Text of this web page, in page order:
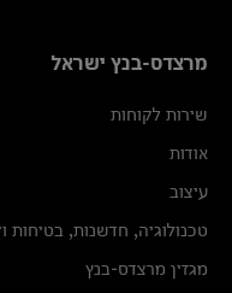
מרצדס-בנץ ישראל
שירות לקוחות
אודות
עיצוב
טכנולוגיה, חדשנות, בטיחות
מגזין מרצדס-בנץ